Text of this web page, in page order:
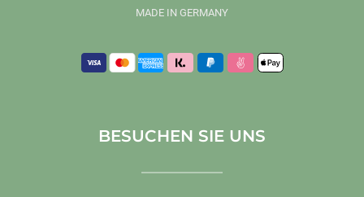
MADE IN GERMANY
BESUCHEN SIE UNS